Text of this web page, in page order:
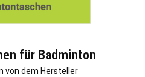
für Badminton
von dem Hersteller